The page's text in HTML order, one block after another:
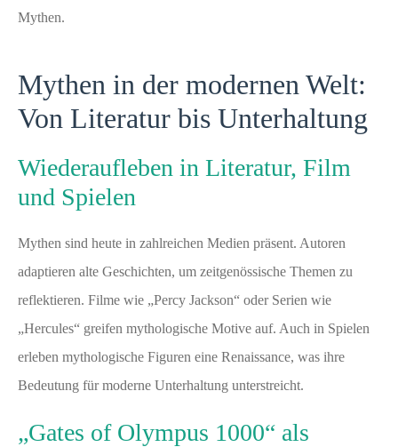
Mythen.
Mythen in der modernen Welt:
Von Literatur bis Unterhaltung
Wiederaufleben in Literatur, Film
und Spielen
Mythen sind heute in zahlreichen Medien präsent. Autoren
adaptieren alte Geschichten, um zeitgenössische Themen zu
reflektieren. Filme wie „Percy Jackson“ oder Serien wie
„Hercules“ greifen mythologische Motive auf. Auch in Spielen
erleben mythologische Figuren eine Renaissance, was ihre
Bedeutung für moderne Unterhaltung unterstreicht.
„Gates of Olympus 1000“ als